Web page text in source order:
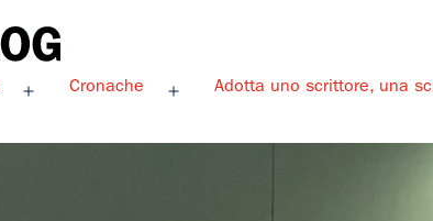
Apri
Cronache
Apri
Adotta uno scrittore, una